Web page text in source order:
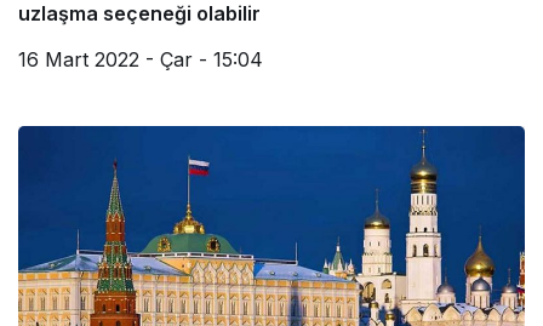
uzlaşma seçeneği olabilir
16 Mart 2022 - Çar - 15:04